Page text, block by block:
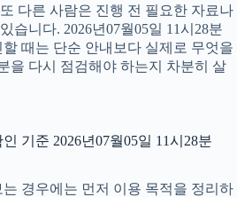
다른 사람은 진행 전 필요한 자료나
습니다. 2026년07월05일 11시28분
때는 단순 안내보다 실제로 무엇을
을 다시 점검해야 하는지 차분히 살
기준 2026년07월05일 11시28분
경우에는 먼저 이용 목적을 정리하